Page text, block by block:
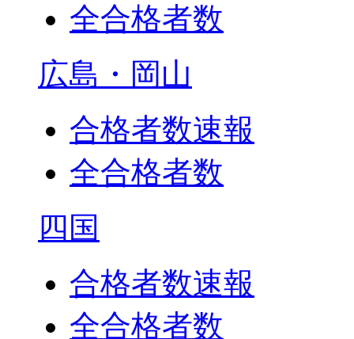
全合格者数
広島・岡山
合格者数速報
全合格者数
四国
合格者数速報
全合格者数